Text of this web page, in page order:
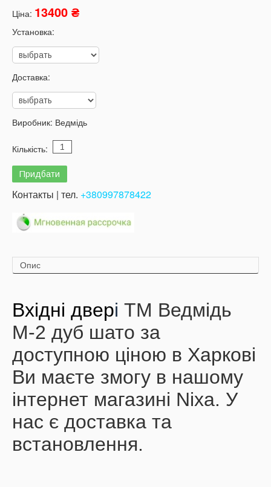
Ціна: 13400 ₴
Установка:
Доставка:
Виробник: Ведмідь
Кількість:
Контакты | тел. +380997878422
Опис
Вхідні двері ТМ Ведмідь
М-2 дуб шато за
доступною ціною в Харкові
Ви маєте змогу в нашому
інтернет магазині Nixa. У
нас є доставка та
встановлення.